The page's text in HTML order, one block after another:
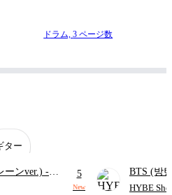
ドラム,3 ページ数
ター
ーンver.) -
木みのり)
5
New
BTS (방
HYBE